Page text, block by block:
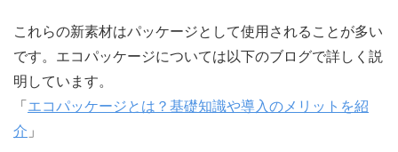
これらの新素材はパッケージとして使用されることが多い
です。エコパッケージについては以下のブログで詳しく説
明しています。
「 エコパッケージとは？基礎知識や導入のメリットを紹
介 」